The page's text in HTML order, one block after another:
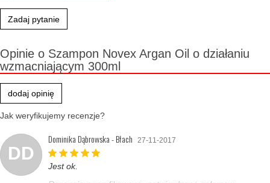
Zadaj pytanie
Opinie o Szampon Novex Argan Oil o działaniu
wzmacniającym 300ml
dodaj opinię
Jak weryfikujemy recenzje?
DD
Dominika Dąbrowska - Błach 27-11-2017
Jest ok.